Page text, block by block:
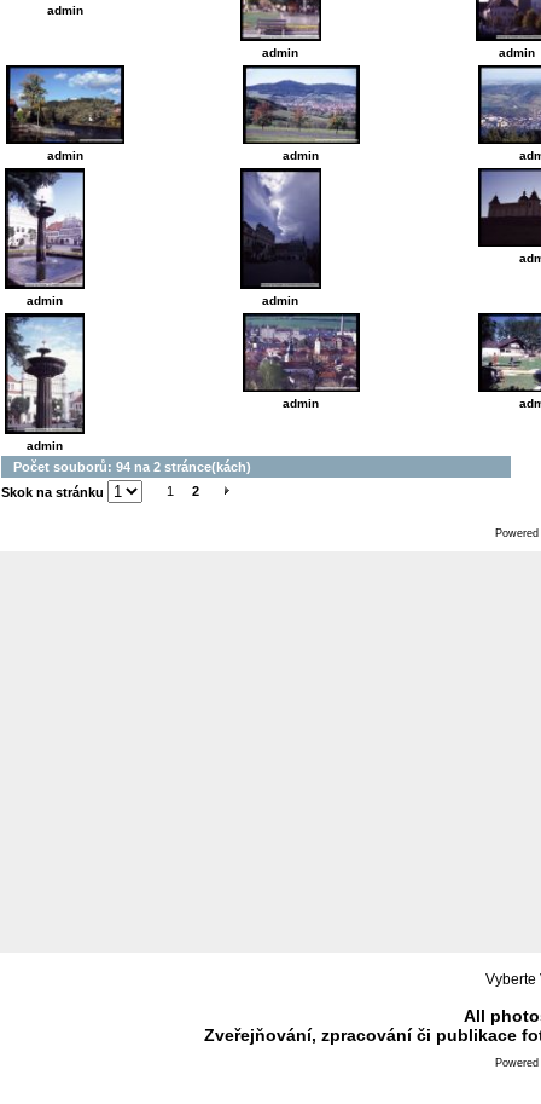
admin
admin admin
admin admin
admin admin
admin
admin
Počet souborů: 94 na 2 stránce(kách)
Skok na stránku
1 2
Vyberte
All
Zveřejňování, zpracování či publikace